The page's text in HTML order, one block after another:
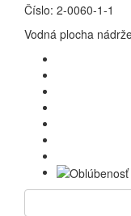
Číslo: 2-0060-1-1
Vodná plocha